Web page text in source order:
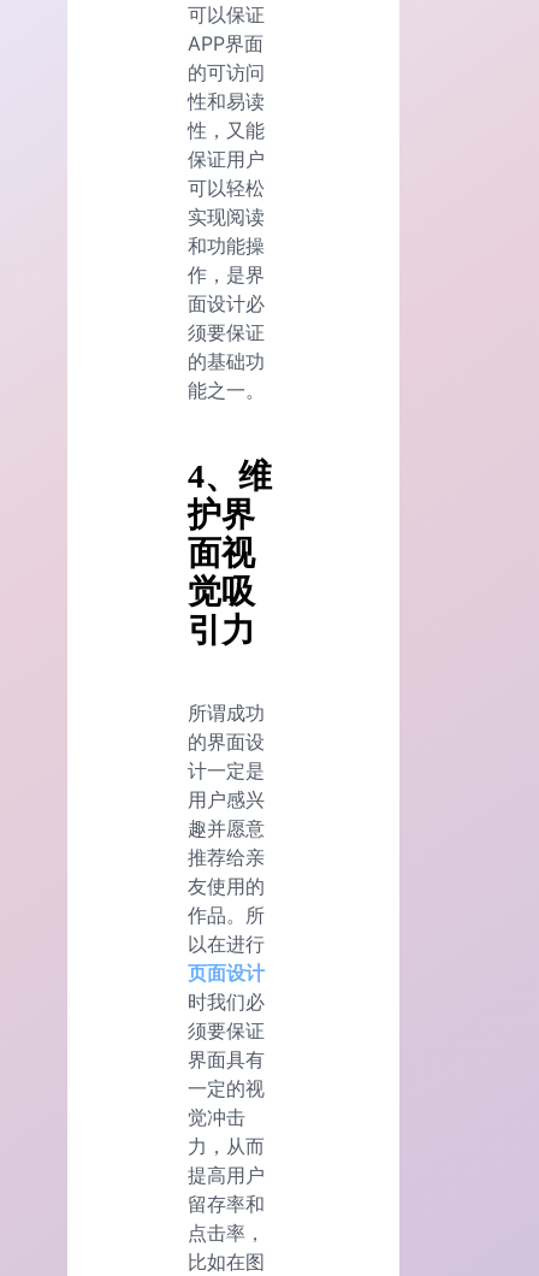
可以保证
APP界面
的可访问
性和易读
性，又能
保证用户
可以轻松
实现阅读
和功能操
作，是界
面设计必
须要保证
的基础功
能之一。
4、维
护界
面视
觉吸
引力
所谓成功
的界面设
计一定是
用户感兴
趣并愿意
推荐给亲
友使用的
作品。所
以在进行
页面设计
时我们必
须要保证
界面具有
一定的视
觉冲击
力，从而
提高用户
留存率和
点击率，
比如在图